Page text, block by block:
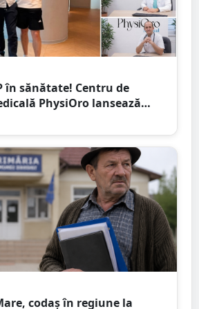
în sănătate! Centru de
PhysiOro lansează
PhysiOro
codaș în regiune la